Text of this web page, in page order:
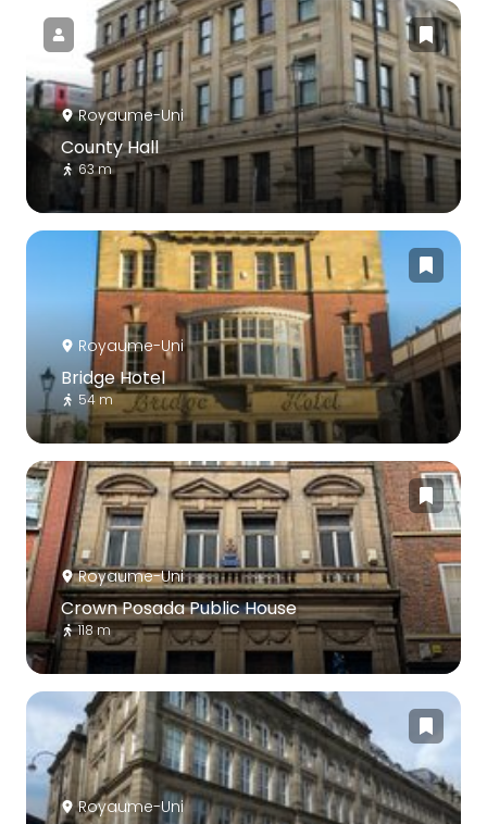
Royaume-Uni
County Hall
63 m
Royaume-Uni
Bridge Hotel
54 m
Royaume-Uni
Crown Posada Public House
118 m
Royaume-Uni